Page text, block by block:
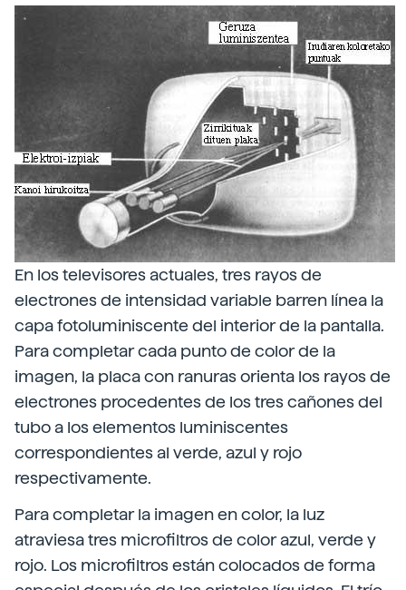
En los televisores actuales, tres rayos de
electrones de intensidad variable barren línea la
capa fotoluminiscente del interior de la pantalla.
Para completar cada punto de color de la
imagen, la placa con ranuras orienta los rayos de
electrones procedentes de los tres cañones del
tubo a los elementos luminiscentes
correspondientes al verde, azul y rojo
respectivamente.
Para completar la imagen en color, la luz
atraviesa tres microfiltros de color azul, verde y
rojo. Los microfiltros están colocados de forma